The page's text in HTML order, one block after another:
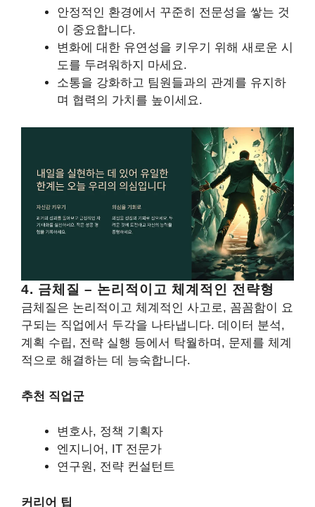
안정적인 환경에서 꾸준히 전문성을 쌓는 것
이 중요합니다.
변화에 대한 유연성을 키우기 위해 새로운 시
도를 두려워하지 마세요.
소통을 강화하고 팀원들과의 관계를 유지하
며 협력의 가치를 높이세요.
4. 금체질 – 논리적이고 체계적인 전략형
금체질은 논리적이고 체계적인 사고로, 꼼꼼함이 요
구되는 직업에서 두각을 나타냅니다. 데이터 분석,
계획 수립, 전략 실행 등에서 탁월하며, 문제를 체계
적으로 해결하는 데 능숙합니다.
추천 직업군
변호사, 정책 기획자
엔지니어, IT 전문가
연구원, 전략 컨설턴트
커리어 팁